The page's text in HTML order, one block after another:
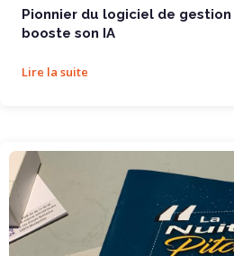
Pionnier du logiciel de
booste son IA
Lire la suite